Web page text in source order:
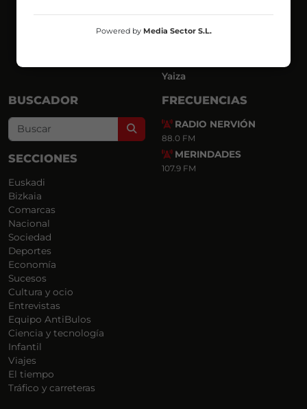
Miguel Ángel
Yaiza
BUSCADOR
Search
SECCIONES
Euskadi
Bizkaia
Comarcas
Nacional
Sociedad
Deportes
Economía
Sucesos
Cultura y ocio
Entrevistas
Equipo AntiBulos
Ciencia y tecnología
Infantil
Viajes
El tiempo
Tráfico y carreteras
FRECUENCIAS
RADIO NERVIÓN
88.0 FM
MERINDADES
107.9 FM
Powered by Media Sector S.L.